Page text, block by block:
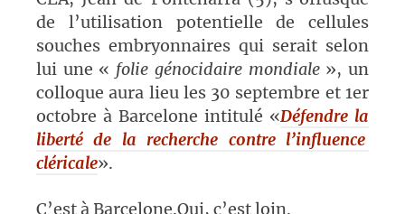
de l’utilisation potentielle de cellules
souches embryonnaires qui serait selon
lui une « folie génocidaire mondiale », un
colloque aura lieu les 30 septembre et 1er
octobre à Barcelone intitulé «Défendre la
liberté de la recherche contre l’influence
cléricale».
C’est à Barcelone.Oui, c’est loin.